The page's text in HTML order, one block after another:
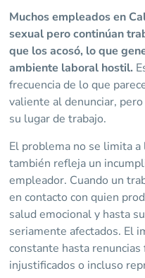
Muchos empleados en
sexual pero continúan
que los acosó, lo que
ambiente laboral hostil.
frecuencia de lo que
valiente al denunciar,
su lugar de trabajo.
El problema no se limita
también refleja un
empleador. Cuando un
en contacto con quien
salud emocional y hasta
seriamente afectados. El
constante hasta renuncias
injustificados o incluso